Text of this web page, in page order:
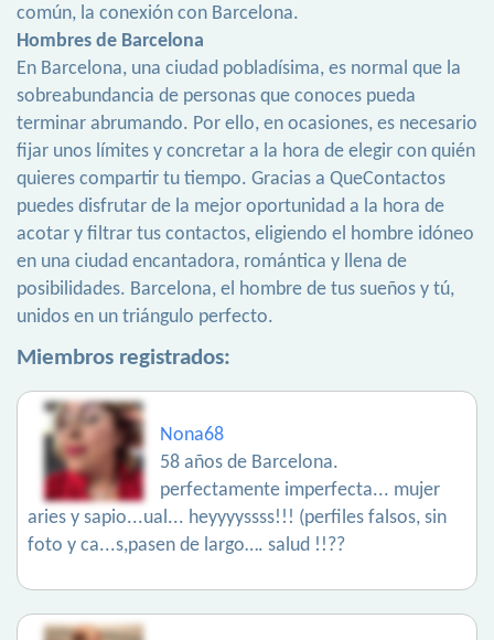
común, la conexión con Barcelona.
Hombres de Barcelona
En Barcelona, una ciudad pobladísima, es normal que la
sobreabundancia de personas que conoces pueda
terminar abrumando. Por ello, en ocasiones, es necesario
fijar unos límites y concretar a la hora de elegir con quién
quieres compartir tu tiempo. Gracias a QueContactos
puedes disfrutar de la mejor oportunidad a la hora de
acotar y filtrar tus contactos, eligiendo el hombre idóneo
en una ciudad encantadora, romántica y llena de
posibilidades. Barcelona, el hombre de tus sueños y tú,
unidos en un triángulo perfecto.
Miembros registrados:
Nona68
58 años de Barcelona.
perfectamente imperfecta... mujer
aries y sapio...ual... heyyyyssss!!! (perfiles falsos, sin
foto y ca...s,pasen de largo…. salud !!??